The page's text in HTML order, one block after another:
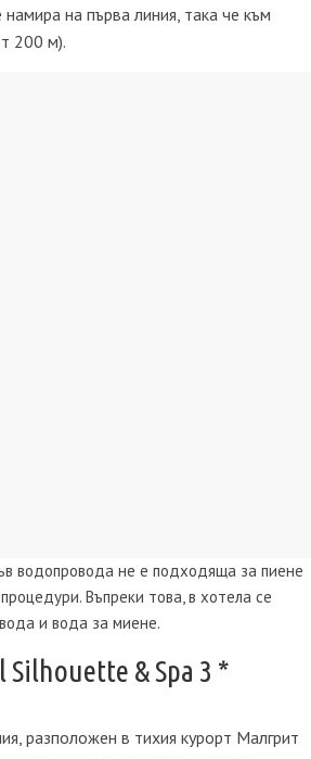
на първа линия, така че към
200 м).
водопровода не е подходяща за пиене
Въпреки това, в хотела се
и вода за миене.
Silhouette & Spa 3 *
разположен в тихия курорт Малгрит